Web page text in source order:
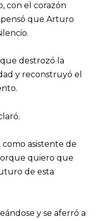
con el corazón
que Arturo
destrozó la
y reconstruyó el
como asistente de
quiero que
de esta
y se aferró a